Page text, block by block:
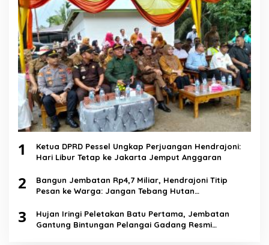
1
Ketua DPRD Pessel Ungkap Perjuangan Hendrajoni:
Hari Libur Tetap ke Jakarta Jemput Anggaran
2
Bangun Jembatan Rp4,7 Miliar, Hendrajoni Titip
Pesan ke Warga: Jangan Tebang Hutan
3
Hujan Iringi Peletakan Batu Pertama, Jembatan
Gantung Bintungan Pelangai Gadang Resmi